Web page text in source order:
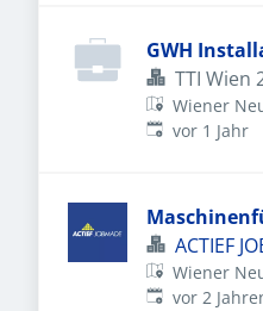
GWH
TTI Wien
Wiener
Veröffentlicht
vor 1 Jahr
ACTIEF
Wiener
Veröffentlicht:
vor 2